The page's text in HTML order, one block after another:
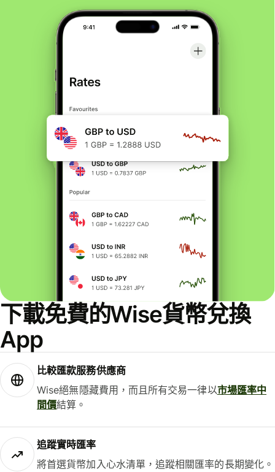
下載免費的Wise貨幣兌換
App
比較匯款服務供應商
Wise絕無隱藏費用，而且所有交易一律以市場匯率中
間價結算。
追蹤實時匯率
將首選貨幣加入心水清單，追蹤相關匯率的長期變化。